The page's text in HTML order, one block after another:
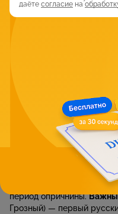
С XIV века Московское
Дмитрий Донской — князь
Куликовской битве.
5. Царствование
В 1547 году Иван IV
власть, провёл реформы,
стал созывать Земские
сопровождалась
период опричнины.
Грозный) — первый
даёте согласие на